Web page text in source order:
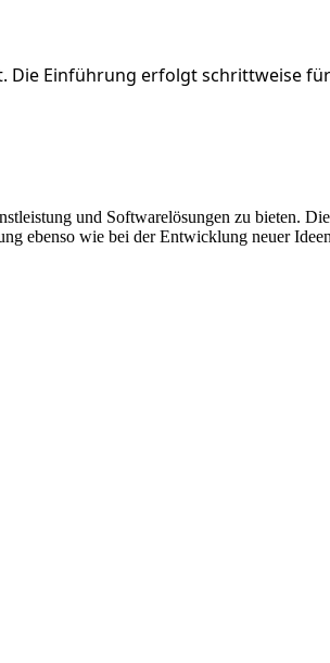
Die Einführung erfolgt schrittweise
und Softwarelösungen zu bieten.
ebenso wie bei der Entwicklung neuer